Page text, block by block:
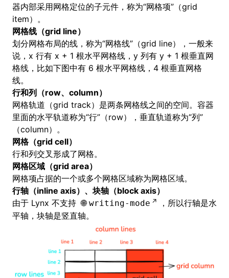
器内部采用网格定位的子元件，称为“网格项”（grid
item）。
网格线（grid line）
划分网格布局的线，称为“网格线”（grid line），一般来
说，x 行有 x + 1 根水平网格线，y 列有 y + 1 根垂直网
格线，比如下图中有 6 根水平网格线，4 根垂直网格
线。
行和列（row、column）
网格轨道（grid track）是两条网格线之间的空间。容器
里面的水平轨道称为“行”（row），垂直轨道称为“列”
（column）。
网格（grid cell）
行和列交叉形成了网格。
网格区域（grid area）
网格项占据的一个或多个网格区域称为网格区域。
行轴（inline axis）、块轴（block axis）
由于 Lynx 不支持
writing-mode
，所以行轴是水
平轴，块轴是竖直轴。